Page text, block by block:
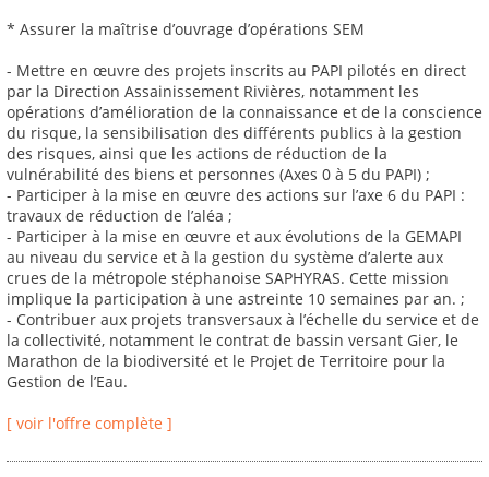
* Assurer la maîtrise d’ouvrage d’opérations SEM
- Mettre en œuvre des projets inscrits au PAPI pilotés en direct
par la Direction Assainissement Rivières, notamment les
opérations d’amélioration de la connaissance et de la conscience
du risque, la sensibilisation des différents publics à la gestion
des risques, ainsi que les actions de réduction de la
vulnérabilité des biens et personnes (Axes 0 à 5 du PAPI) ;
- Participer à la mise en œuvre des actions sur l’axe 6 du PAPI :
travaux de réduction de l’aléa ;
- Participer à la mise en œuvre et aux évolutions de la GEMAPI
au niveau du service et à la gestion du système d’alerte aux
crues de la métropole stéphanoise SAPHYRAS. Cette mission
implique la participation à une astreinte 10 semaines par an. ;
- Contribuer aux projets transversaux à l’échelle du service et de
la collectivité, notamment le contrat de bassin versant Gier, le
Marathon de la biodiversité et le Projet de Territoire pour la
Gestion de l’Eau.
[ voir l'offre complète ]